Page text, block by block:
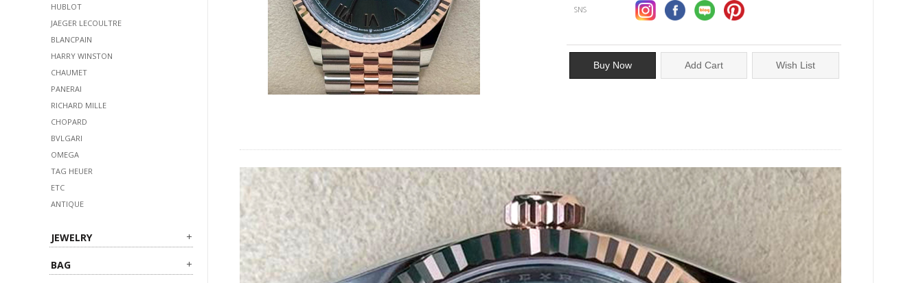
HUBLOT
JAEGER LECOULTRE
BLANCPAIN
HARRY WINSTON
CHAUMET
PANERAI
RICHARD MILLE
CHOPARD
BVLGARI
OMEGA
TAG HEUER
ETC
ANTIQUE
JEWELRY
BAG
SNS
Buy Now Add Cart Wish List